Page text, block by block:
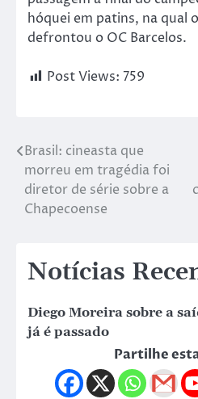
hóquei em patins, na qual
defrontou o OC Barcelos.
Post Views: 759
Brasil: cineasta que
morreu em tragédia foi
diretor de série sobre a
Chapecoense
Notícias
Diego Moreira sobre a
já é passado
Partilhe